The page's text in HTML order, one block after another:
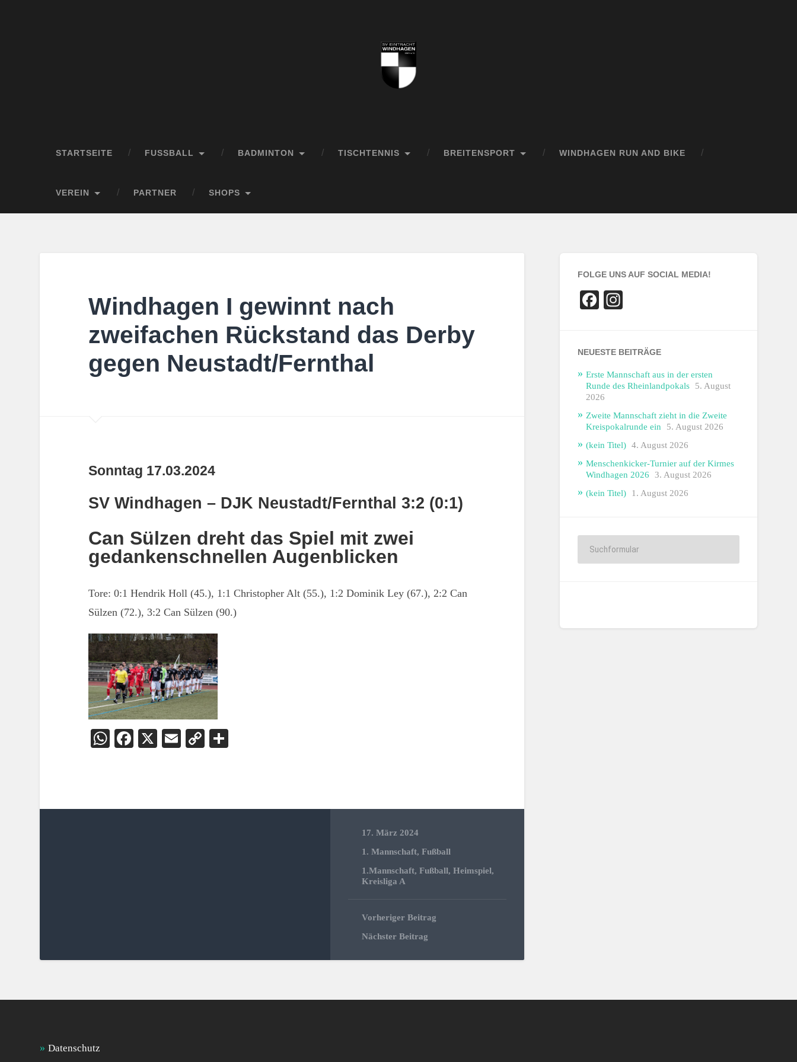
STARTSEITE FUSSBALL BADMINTON TISCHTENNIS BREITENSPORT WINDHAGEN RUN AND BIKE
VEREIN PARTNER SHOPS
Windhagen I gewinnt nach
zweifachen Rückstand das Derby
gegen Neustadt/Fernthal
Sonntag 17.03.2024
SV Windhagen – DJK Neustadt/Fernthal 3:2 (0:1)
Can Sülzen dreht das Spiel mit zwei
gedankenschnellen Augenblicken
Tore: 0:1 Hendrik Holl (45.), 1:1 Christopher Alt (55.), 1:2 Dominik Ley (67.), 2:2 Can
Sülzen (72.), 3:2 Can Sülzen (90.)
WhatsApp
Facebook
X EmailCopy
17. März 2024
1. Mannschaft,Fußball
1.Mannschaft,Fußball,Heimspiel,
Kreisliga A
Vorheriger Beitrag
Nächster Beitrag
FOLGE UNS AUF SOCIAL MEDIA!
Facebook
NEUESTE BEITRÄGE
Erste Mannschaft aus in der ersten
Runde des Rheinlandpokals 5. August
2026
Zweite Mannschaft zieht in die Zweite
Kreispokalrunde ein
5. August 2026
(kein Titel) 4. August 2026
Menschenkicker-Turnier auf der Kirmes
Windhagen 2026 3. August 2026
(kein Titel) 1. August 2026
Datenschutz